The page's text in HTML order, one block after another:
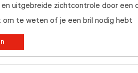
uitgebreide zichtcontrole door een
om te weten of je een bril nodig hebt